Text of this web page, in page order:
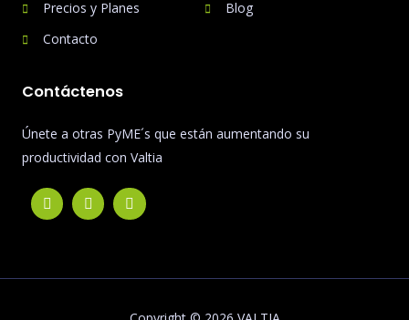
Precios y Planes
Contacto
Blog
Contáctenos
Únete a otras PyME´s que están aumentando su
productividad con Valtia